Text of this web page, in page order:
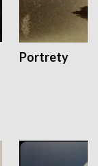
Portrety